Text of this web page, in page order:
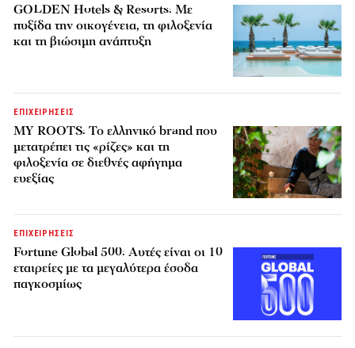
GOLDEN Hotels & Resorts: Με
πυξίδα την οικογένεια, τη φιλοξενία
και τη βιώσιμη ανάπτυξη
ΕΠΙΧΕΙΡΗΣΕΙΣ
MY ROOTS: Το ελληνικό brand που
μετατρέπει τις «ρίζες» και τη
φιλοξενία σε διεθνές αφήγημα
ευεξίας
ΕΠΙΧΕΙΡΗΣΕΙΣ
Fortune Global 500: Αυτές είναι οι 10
εταιρείες με τα μεγαλύτερα έσοδα
παγκοσμίως